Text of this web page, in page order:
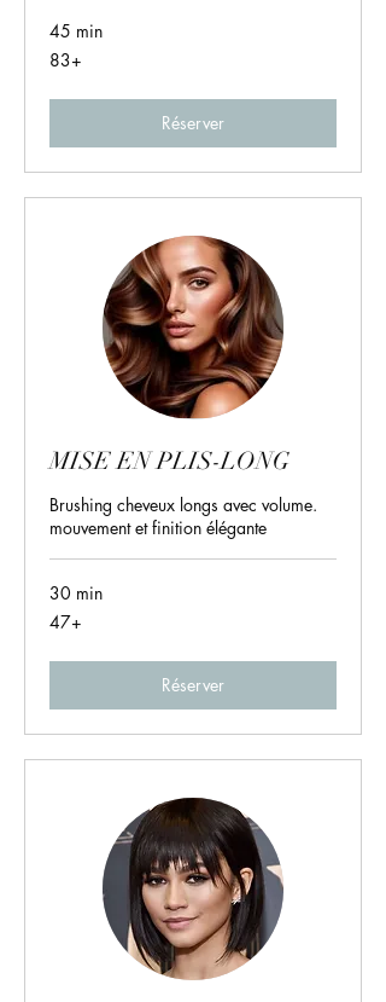
45 min
83+
83+
Réserver
MISE EN PLIS-LONG
Brushing cheveux longs avec volume.
mouvement et finition élégante
30 min
47+
47+
Réserver